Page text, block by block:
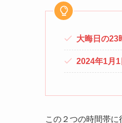
大晦日の23
2024年1月1